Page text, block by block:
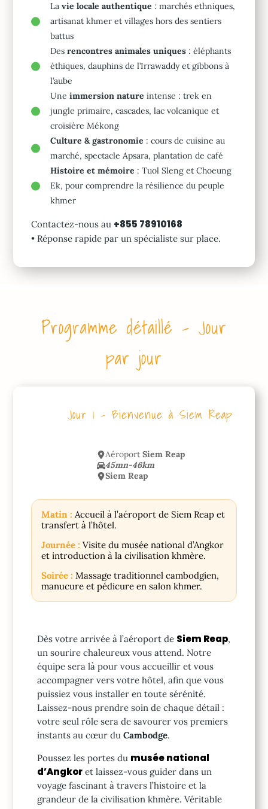
Lavie locale authentique : marchés ethniques,
artisanat khmer et villages hors des sentiers
battus
Desrencontres animales uniques : éléphants
éthiques, dauphins de l’Irrawaddy et gibbons à
l’aube
Uneimmersion nature intense : trek en
jungle primaire, cascades, lac volcanique et
croisière Mékong
Culture & gastronomie : cours de cuisine au
marché, spectacle Apsara, plantation de café
Histoire et mémoire : Tuol Sleng et Choeung
Ek, pour comprendre la résilience du peuple
khmer
Contactez-nous au +855 78910168
• Réponse rapide par un spécialiste sur place.
Programme détaillé – Jour
par jour
Jour 1 – Bienvenue à Siem Reap
AéroportSiem Reap
45mn-46km
Siem Reap
Matin : Accueil à l’aéroport de Siem Reap et
transfert à l’hôtel.
Journée : Visite du musée national d’Angkor
et introduction à la civilisation khmère.
Soirée :Massage traditionnel cambodgien,
manucure et pédicure en salon khmer.
Dès votre arrivée à l’aéroport de Siem Reap,
un sourire chaleureux vous attend. Notre
équipe sera là pour vous accueillir et vous
accompagner vers votre hôtel, afin que vous
puissiez vous installer en toute sérénité.
Laissez-nous prendre soin de chaque détail :
votre seul rôle sera de savourer vos premiers
instants au cœur duCambodge.
Poussez les portes du musée national
d’Angkor et laissez-vous guider dans un
voyage fascinant à travers l’histoire et la
grandeur de la civilisation khmère. Véritable